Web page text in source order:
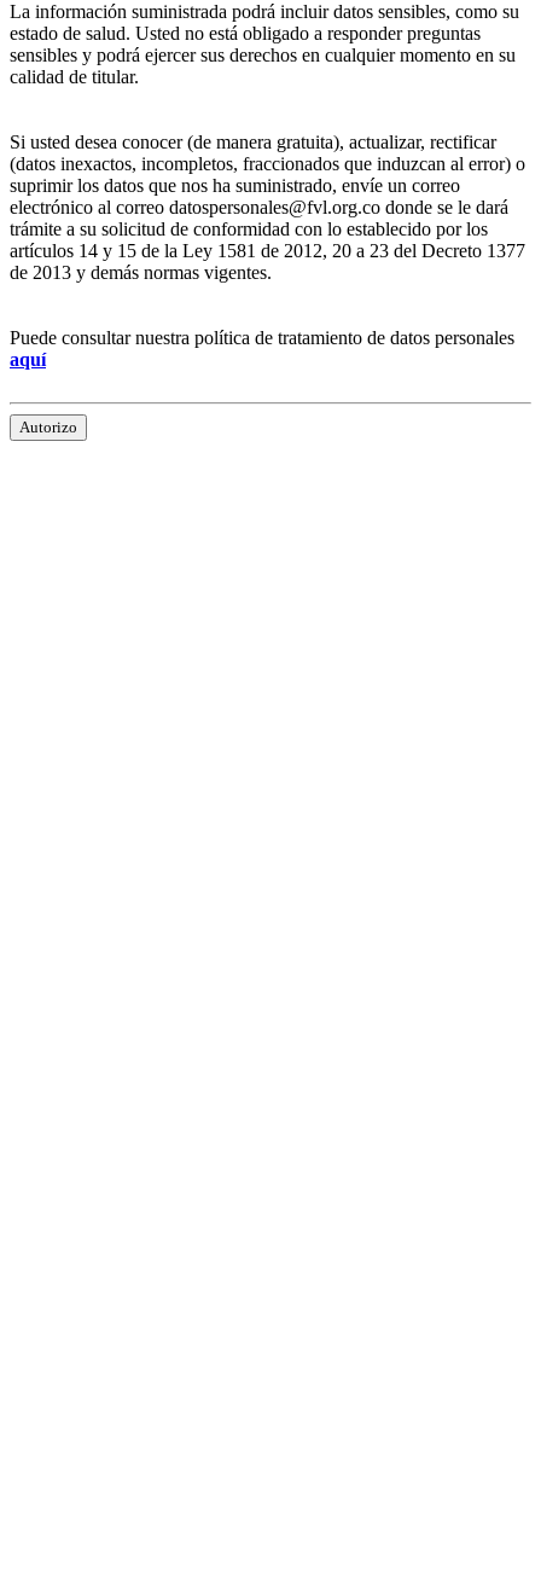
La información suministrada podrá incluir datos sensibles, como su
estado de salud. Usted no está obligado a responder preguntas
sensibles y podrá ejercer sus derechos en cualquier momento en su
calidad de titular.
Si usted desea conocer (de manera gratuita), actualizar, rectificar
(datos inexactos, incompletos, fraccionados que induzcan al error) o
suprimir los datos que nos ha suministrado, envíe un correo
electrónico al correo datospersonales@fvl.org.co donde se le dará
trámite a su solicitud de conformidad con lo establecido por los
artículos 14 y 15 de la Ley 1581 de 2012, 20 a 23 del Decreto 1377
de 2013 y demás normas vigentes.
Puede consultar nuestra política de tratamiento de datos personales
aquí
Autorizo